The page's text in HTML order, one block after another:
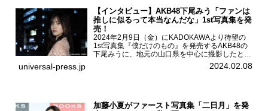
【インタビュー】AKB48下尾みう「ファンは
推しに似るって本当なんだな」1st写真集を発
売！
2024年2月9日（金）にKADOKAWAより待望の
1st写真集『僕だけのもの』を発売するAKB48の
下尾みうに、地元の山口県を中心に撮影したとい
う今回の写真集についてインタビューをお願いし
た。1st写真集『僕だけのもの』を発売する
universal-press.jp 2024.02.08
加藤小夏がファースト写真集「二日月」を発